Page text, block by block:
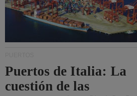
Puertos de Italia: La
cuestión de las